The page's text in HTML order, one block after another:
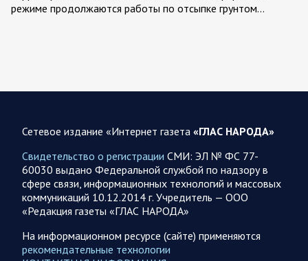
режиме продолжаются работы по отсыпке грунтом…
представители группировок «Север», «Запад», «Центр»,
07.08.2026 12:29
Спецоперация
Сводка военных действий от Минобороны РФ 7
августа. Коротко
Главное: Российские вооружённые силы взяли под контроль
село Анискино в Харьковской области. За прошедшую
Сетевое издание «Интернет газета «ГЛАС НАРОДА»
Свидетельство о регистрации СМИ: ЭЛ № ФС 77-
60030 выдано Федеральной службой по надзору в
сфере связи, информационных технологий и массовых
коммуникаций 10.12.2014 г. Учредитель — ООО
«Редакция газеты «ГЛАС НАРОДА»
На информационном ресурсе (сайте) применяются
рекомендательные технологии